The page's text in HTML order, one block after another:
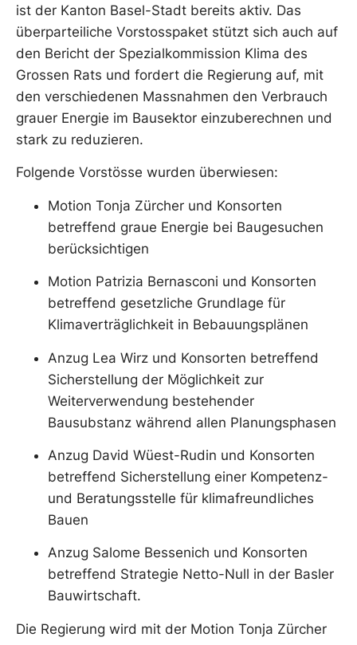
ist der Kanton Basel-Stadt bereits aktiv. Das
überparteiliche Vorstosspaket stützt sich auch auf
den Bericht der Spezialkommission Klima des
Grossen Rats und fordert die Regierung auf, mit
den verschiedenen Massnahmen den Verbrauch
grauer Energie im Bausektor einzuberechnen und
stark zu reduzieren.
Folgende Vorstösse wurden überwiesen:
Motion Tonja Zürcher und Konsorten
betreffend graue Energie bei Baugesuchen
berücksichtigen
Motion Patrizia Bernasconi und Konsorten
betreffend gesetzliche Grundlage für
Klimaverträglichkeit in Bebauungsplänen
Anzug Lea Wirz und Konsorten betreffend
Sicherstellung der Möglichkeit zur
Weiterverwendung bestehender
Bausubstanz während allen Planungsphasen
Anzug David Wüest-Rudin und Konsorten
betreffend Sicherstellung einer Kompetenz-
und Beratungsstelle für klimafreundliches
Bauen
Anzug Salome Bessenich und Konsorten
betreffend Strategie Netto-Null in der Basler
Bauwirtschaft.
Die Regierung wird mit der Motion Tonja Zürcher